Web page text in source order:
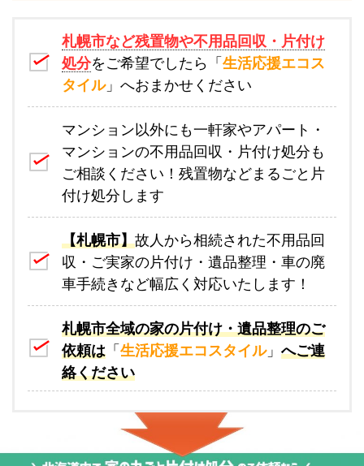
札幌市など残置物や不用品回収・片付け
処分をご希望でしたら「生活応援エコス
タイル」へおまかせください
マンション以外にも一軒家やアパート・
マンションの不用品回収・片付け処分も
ご相談ください！残置物などまるごと片
付け処分します
【札幌市】故人から相続された不用品回
収・ご実家の片付け・遺品整理・車の廃
車手続きなど幅広く対応いたします！
札幌市全域の家の片付け・遺品整理のご
依頼は 「生活応援エコスタイル」 へご連
絡ください